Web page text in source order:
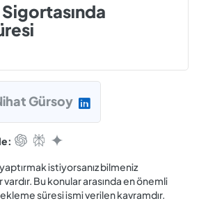
Gürsoy
istiyorsanız bilmeniz
Bu konular arasında en önemli
süresi ismi verilen kavramdır.